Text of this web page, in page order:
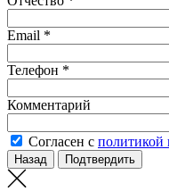
Email *
Телефон *
Комментарий
Согласен с политикой
Назад Подтвердить